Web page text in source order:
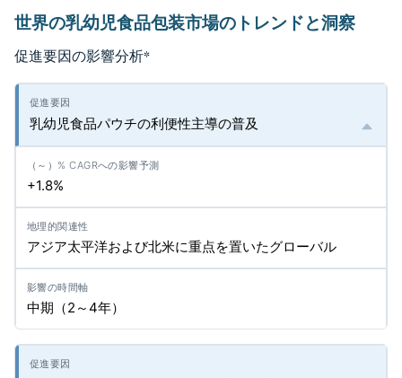
世界の乳幼児食品包装市場のトレンドと洞察
促進要因の影響分析*
乳幼児食品パウチの利便性主導の普及
+1.8%
アジア太平洋および北米に重点を置いたグローバル
中期（2～4年）